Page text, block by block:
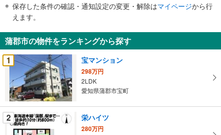
知
を
受
け
る
・
条
件
保存した条件の確認・通知設定の変更・解除はマイページから行
えます。
蒲郡市の物件をランキングから探す
1
宝マンション
298万円
2LDK
愛知県蒲郡市宝町
2 栄ハイツ
280万円